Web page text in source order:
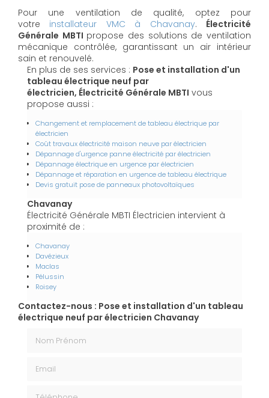
Pour une ventilation de qualité, optez pour
votre installateur VMC à Chavanay. Électricité
Générale MBTI propose des solutions de ventilation
mécanique contrôlée, garantissant un air intérieur
sain et renouvelé.
En plus de ses services : Pose et installation d'un
tableau électrique neuf par
électricien, Électricité Générale MBTI vous
propose aussi :
Changement et remplacement de tableau électrique par
électricien
Coût travaux électricité maison neuve par électricien
Dépannage d'urgence panne électricité par électricien
Dépannage électrique en urgence par électricien
Dépannage et réparation en urgence de tableau électrique
Devis gratuit pose de panneaux photovoltaïques
Chavanay
Électricité Générale MBTI Électricien intervient à
proximité de :
Chavanay
Davézieux
Maclas
Pélussin
Roisey
Contactez-nous : Pose et installation d'un tableau
électrique neuf par électricien Chavanay